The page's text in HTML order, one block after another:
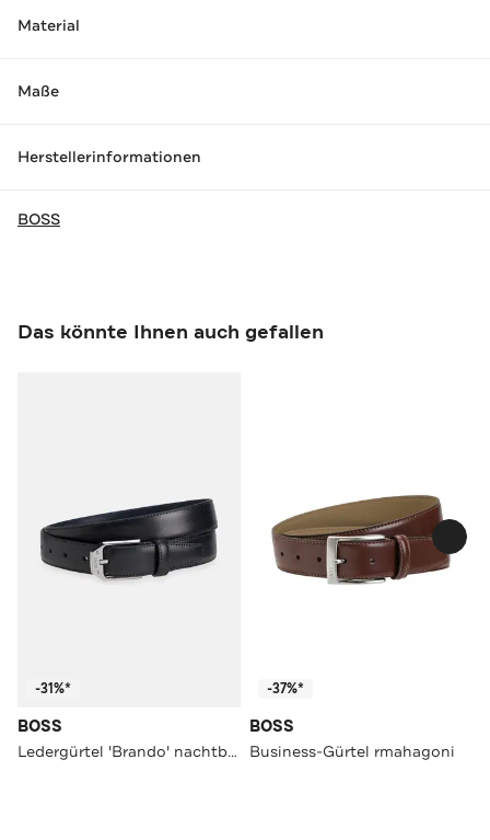
Material
Maße
Herstellerinformationen
BOSS
Das könnte Ihnen auch gefallen
-31%*
BOSS
Ledergürtel 'Brando' nachtblau
-37%*
BOSS
Business-Gürtel rmahagoni